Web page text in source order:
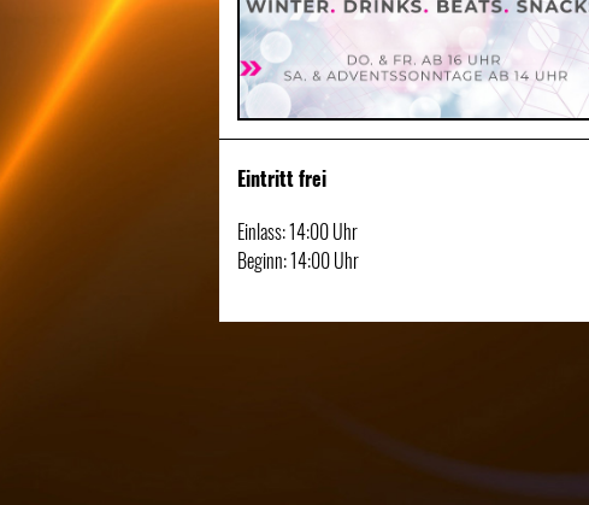
Eintritt frei
Einlass: 14:00 Uhr
Beginn: 14:00 Uhr